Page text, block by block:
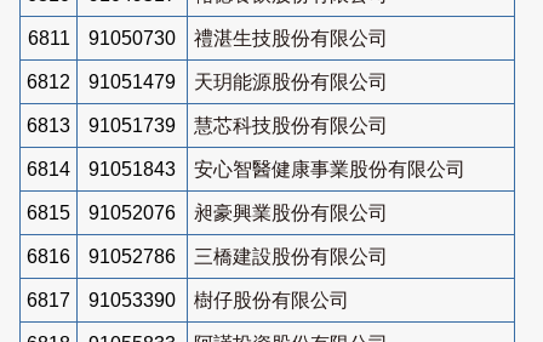
6811 91050730 禮湛生技股份有限公司
6812 91051479 天玥能源股份有限公司
6813 91051739 慧芯科技股份有限公司
6814 91051843 安心智醫健康事業股份有限公司
6815 91052076 昶豪興業股份有限公司
6816 91052786 三橋建設股份有限公司
6817 91053390 樹仔股份有限公司